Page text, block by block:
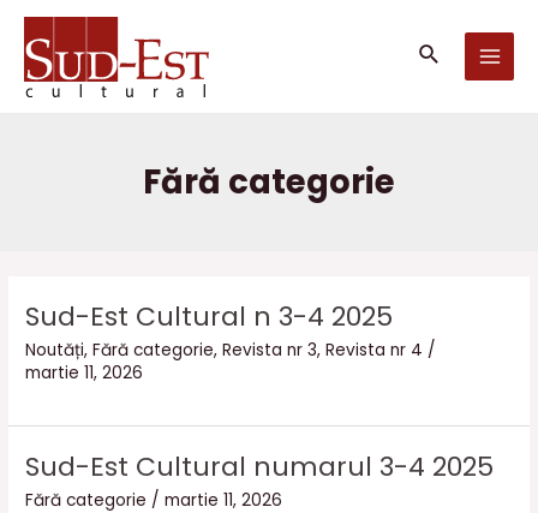
Skip
content
Căutare
Fără categorie
Sud-Est Cultural n 3-4 2025
Noutăți,Fără categorie,Revista nr 3,Revista nr 4 /
martie 11, 2026
Sud-Est Cultural numarul 3-4 2025
Fără categorie /martie 11, 2026